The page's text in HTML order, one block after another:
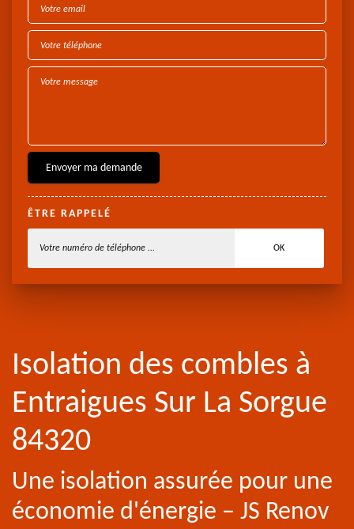
ÊTRE RAPPELÉ
Isolation des combles à
Entraigues Sur La Sorgue
84320
Une isolation assurée pour une
économie d'énergie – JS Renov